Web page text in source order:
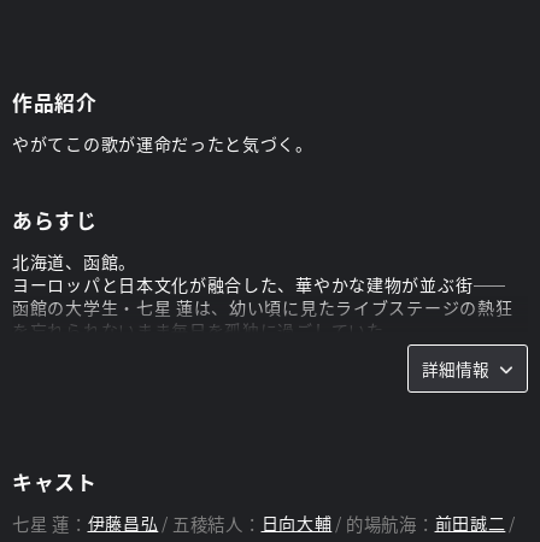
作品紹介
やがてこの歌が運命だったと気づく。
あらすじ
北海道、函館。
ヨーロッパと日本文化が融合した、華やかな建物が並ぶ街――
函館の大学生・七星 蓮は、幼い頃に見たライブステージの熱狂
を忘れられないまま毎日を孤独に過ごしていた。
そんなある日、バンドメンバーを探す二人組、熱血行動派な結人
そこにクールな天才凛生、しっかり者のムードメーカー万浬も加
き札幌で活躍するバンド「GYROAXIA」と邂逅し……。
運命という追い風を受け、Argonavisは輝く大ステージへと船を
漕ぎ出していく。
詳細情報
キャスト
七星 蓮： 伊藤昌弘 五稜結人： 日向大輔 的場航海： 前田誠二